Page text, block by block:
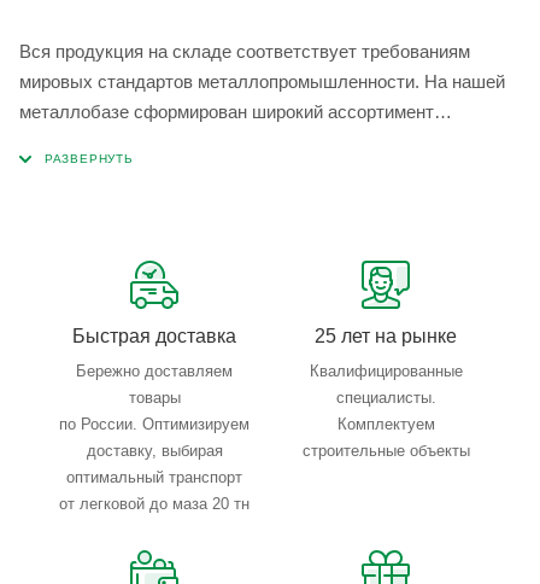
Вся продукция на складе соответствует требованиям
мировых стандартов металлопромышленности. На нашей
металлобазе сформирован широкий ассортимент
Быстрая доставка
Бережно доставляем
товары
по России. Оптимизируем
доставку, выбирая
оптимальный транспорт
от легковой до маза 20 тн
25 лет на рынке
Квалифицированные
специалисты.
Комплектуем
строительные объекты